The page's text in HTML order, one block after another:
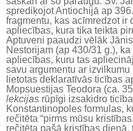
sprediķojot Antiochijā ap
fragmentu, kas acīmredzot ir
apliecības, kura tika teikta
Aptuveni paaudzi vēlāk
Nestorijam (ap 430/31 g.),
apliecības, kuru tas
savu argumentu ar
lietotas deklaratīvās ticības
Mopsuestijas Teodora (ca.
lekcijas rūpīgi izsakidro
Konstantinopoles formulas,
rečitēta “pirms mūsu
rečitēta pašā kristības